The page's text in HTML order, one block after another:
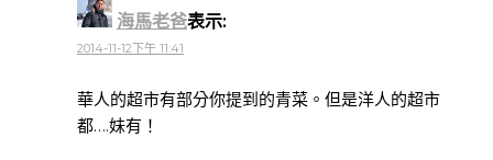
海馬老爸表示:
2014-11-12下午 11:41
華人的超市有部分你提到的青菜。但是洋人的超市
都….妹有！